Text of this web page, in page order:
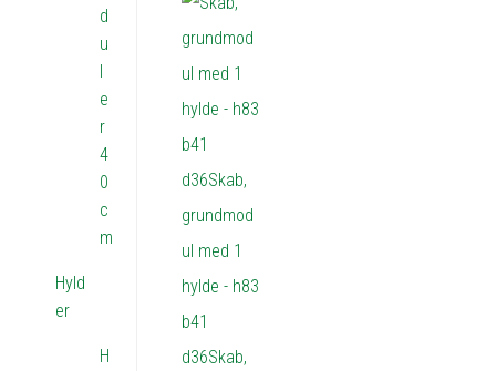
d
u
l
e
r
4
0
c
m
Hyld
er
H